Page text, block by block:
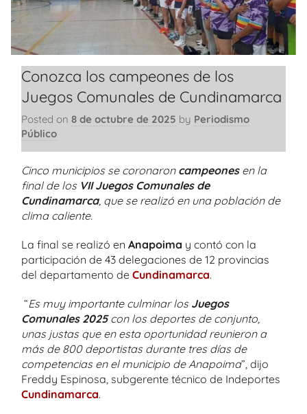
Conozca los campeones de los
Juegos Comunales de Cundinamarca
Posted on 8 de octubre de 2025 by Periodismo
Público
Cinco municipios se coronaron campeonesen la
final de los VII Juegos Comunales de
Cundinamarca, que se realizó en una población de
clima caliente.
La final se realizó en Anapoima y contó con la
participación de 43 delegaciones de 12 provincias
del departamento de Cundinamarca.
“Es muy importante culminar los Juegos
Comunales 2025con los deportes de conjunto,
unas justas que en esta oportunidad reunieron a
más de 800 deportistas durante tres días de
competencias en el municipio de Anapoima”, dijo
Freddy Espinosa, subgerente técnico de Indeportes
Cundinamarca.